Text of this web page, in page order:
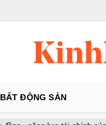
BẤT ĐỘNG SẢN